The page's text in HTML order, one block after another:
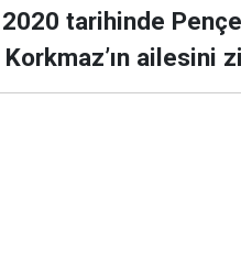
2020 tarihinde
ailesini